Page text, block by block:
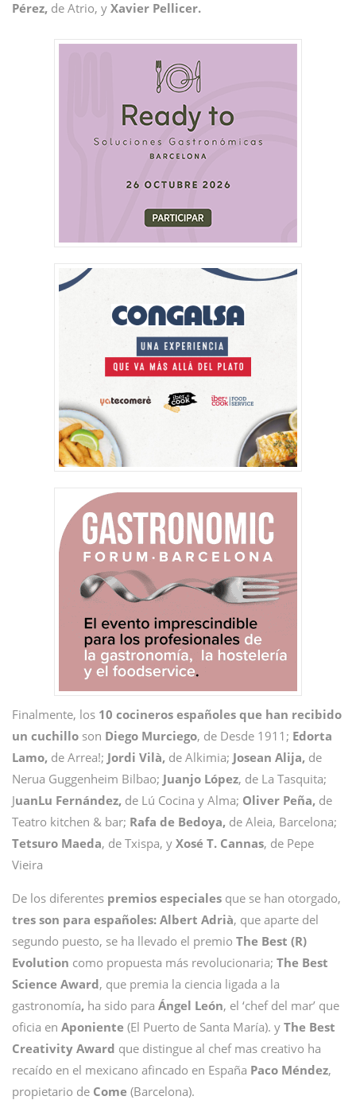
Pérez, de Atrio, y Xavier Pellicer.
Finalmente, los 10 cocineros españoles que han recibido
un cuchillo son Diego Murciego, de Desde 1911; Edorta
Lamo, de Arrea!; Jordi Vilà, de Alkimia; Josean Alija, de
Nerua Guggenheim Bilbao; Juanjo López, de La Tasquita;
JuanLu Fernández, de Lú Cocina y Alma; Oliver Peña, de
Teatro kitchen & bar; Rafa de Bedoya, de Aleia, Barcelona;
Tetsuro Maeda, de Txispa, y Xosé T. Cannas, de Pepe
Vieira
De los diferentes premios especiales que se han otorgado,
tres son para españoles: Albert Adrià, que aparte del
segundo puesto, se ha llevado el premio The Best (R)
Evolution como propuesta más revolucionaria; The Best
Science Award, que premia la ciencia ligada a la
gastronomía, ha sido para Ángel León, el ‘chef del mar’ que
oficia en Aponiente (El Puerto de Santa María). y The Best
Creativity Award que distingue al chef mas creativo ha
recaído en el mexicano afincado en España Paco Méndez,
propietario de Come (Barcelona).